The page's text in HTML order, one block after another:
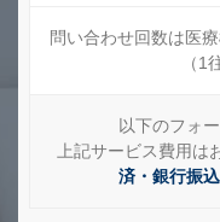
問い合わせ回数は医
（1
以下のフォ
上記サービス費用は
済・銀行振込